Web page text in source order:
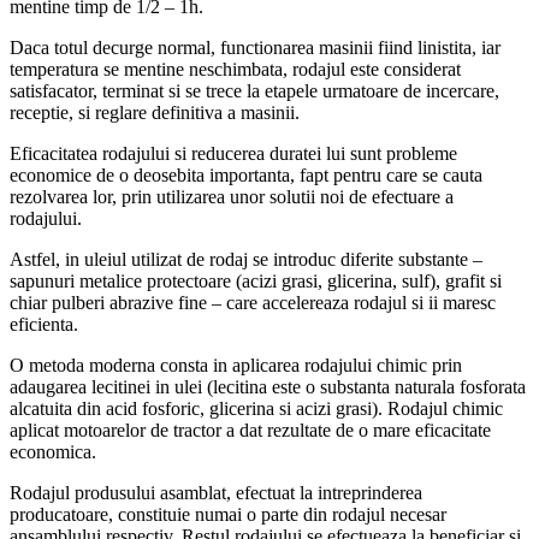
mentine timp de 1/2 – 1h.
Daca totul decurge normal, functionarea masinii fiind linistita, iar
temperatura se mentine neschimbata, rodajul este considerat
satisfacator, terminat si se trece la etapele urmatoare de incercare,
receptie, si reglare definitiva a masinii.
Eficacitatea rodajului si reducerea duratei lui sunt probleme
economice de o deosebita importanta, fapt pentru care se cauta
rezolvarea lor, prin utilizarea unor solutii noi de efectuare a
rodajului.
Astfel, in uleiul utilizat de rodaj se introduc diferite substante –
sapunuri metalice protectoare (acizi grasi, glicerina, sulf), grafit si
chiar pulberi abrazive fine – care accelereaza rodajul si ii maresc
eficienta.
O metoda moderna consta in aplicarea rodajului chimic prin
adaugarea lecitinei in ulei (lecitina este o substanta naturala fosforata
alcatuita din acid fosforic, glicerina si acizi grasi). Rodajul chimic
aplicat motoarelor de tractor a dat rezultate de o mare eficacitate
economica.
Rodajul produsului asamblat, efectuat la intreprinderea
producatoare, constituie numai o parte din rodajul necesar